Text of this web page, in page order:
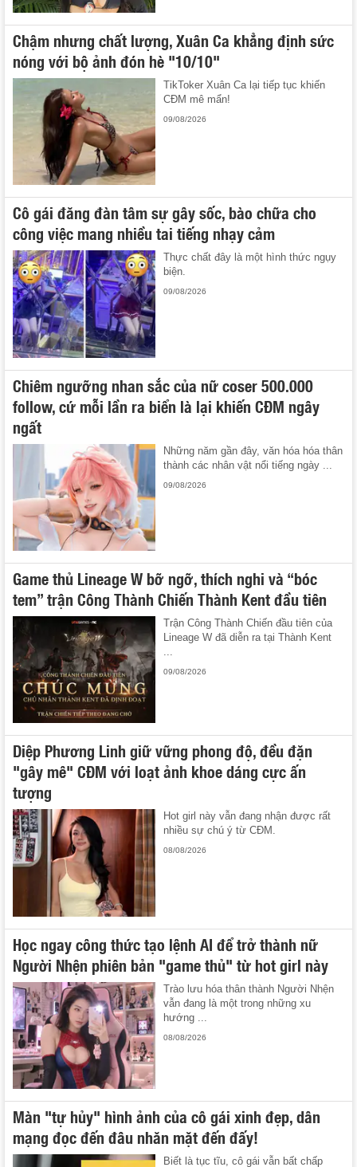
Chậm nhưng chất lượng, Xuân Ca khẳng định sức
nóng với bộ ảnh đón hè "10/10"
TikToker Xuân Ca lại tiếp tục khiến
CĐM mê mẩn!
09/08/2026
Cô gái đăng đàn tâm sự gây sốc, bào chữa cho
công việc mang nhiều tai tiếng nhạy cảm
Thực chất đây là một hình thức ngụy
biện.
09/08/2026
Chiêm ngưỡng nhan sắc của nữ coser 500.000
follow, cứ mỗi lần ra biển là lại khiến CĐM ngây
ngất
Những năm gần đây, văn hóa hóa thân
thành các nhân vật nổi tiếng ngày ...
09/08/2026
Game thủ Lineage W bỡ ngỡ, thích nghi và “bóc
tem” trận Công Thành Chiến Thành Kent đầu tiên
Trận Công Thành Chiến đầu tiên của
Lineage W đã diễn ra tại Thành Kent
09/08/2026
Diệp Phương Linh giữ vững phong độ, đều đặn
"gây mê" CĐM với loạt ảnh khoe dáng cực ấn
tượng
Hot girl này vẫn đang nhận được rất
nhiều sự chú ý từ CĐM.
08/08/2026
Học ngay công thức tạo lệnh AI để trở thành nữ
Người Nhện phiên bản "game thủ" từ hot girl này
Trào lưu hóa thân thành Người Nhện
vẫn đang là một trong những xu
hướng ...
08/08/2026
Màn "tự hủy" hình ảnh của cô gái xinh đẹp, dân
mạng đọc đến đâu nhăn mặt đến đấy!
Biết là tục tĩu, cô gái vẫn bất chấp